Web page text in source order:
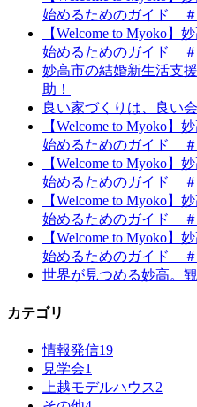
始めるためのガイド
【Welcome to Myoko】
始めるためのガイド
妙高市の結婚新生活支
助！
良い家づくりは、良い
【Welcome to Myoko】
始めるためのガイド
【Welcome to Myoko】
始めるためのガイド
【Welcome to Myoko】
始めるためのガイド
【Welcome to Myoko】
始めるためのガイド ＃
世界が見つめる妙高。
カテゴリ
情報発信19
見学会1
上越モデルハウス2